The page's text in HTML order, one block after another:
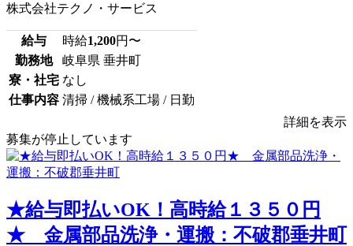
株式会社テクノ・サービス
給与 時給1,200円〜
勤務地
岐阜県 垂井町
寮・社宅 なし
仕事内容 清掃 / 機械系工場 / 日勤
詳細を表示
募集が停止しています
★給与即払いOK！高時給１３５０円
★ 金属部品洗浄・運搬：不破郡垂井町